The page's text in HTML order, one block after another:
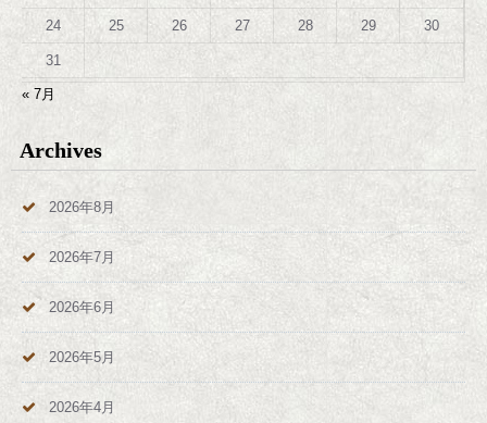
24 25 26 27 28 29 30
31
« 7月
Archives
2026年8月
2026年7月
2026年6月
2026年5月
2026年4月